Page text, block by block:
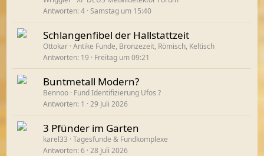
Antworten 4 Samstag um 15:40
Schlangenfibel der Hallstattzeit
Ottokar Antike Funde, Bronzezeit, Römisch, Keltisch
Antworten 19 Freitag um 09:21
Buntmetall Modern?
Bennoo Fund Identifizierung Ufos ?
Antworten 1 29 Juli 2026
3 Pfünder im Garten
karel33
Tagesfunde & Fundkomplexe
Antworten 6 28 Juli 2026